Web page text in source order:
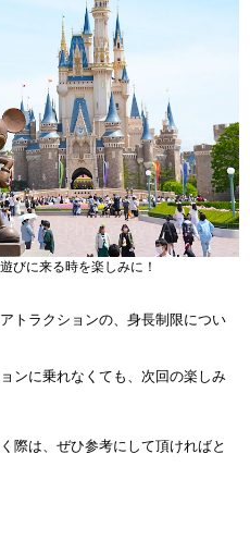
びに来る時を楽しみに！
トラクションの、身長制限につい
ンに乗れなくても、次回の楽しみ
際は、ぜひ参考にして頂ければと